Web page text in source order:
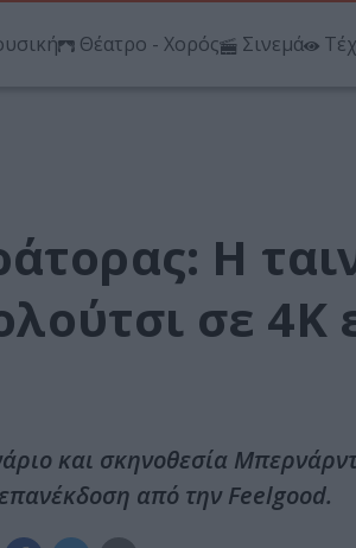
Θέατρο - Χορός Σινεμά
Η
σε 4Κ
και σκηνοθεσία
από την Feelgood.